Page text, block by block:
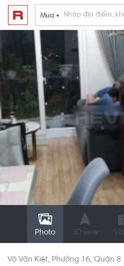
Mua •
Photo 3D view
Võ Văn Kiệt Phường 16 Quận 8